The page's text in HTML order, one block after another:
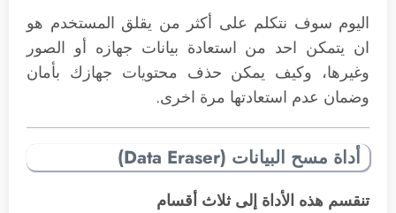
اليوم سوف نتكلم على أكثر من يقلق المستخدم هو
ان يتمكن احد من استعادة بيانات جهازه أو الصور
وغيرها، وكيف يمكن حذف محتويات جهازك بأمان
وضمان عدم استعادتها مرة اخرى.
أداة مسح البيانات (Data Eraser)
تنقسم هذه الأداة إلى ثلاث أقسام